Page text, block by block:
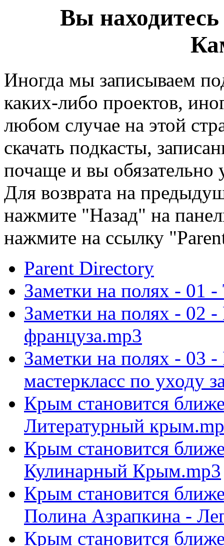
Вы находитесь
Иногда мы записываем
каких-либо проектов,
любом случае на этой
скачать подкасты,
почаще и вы
Для возврата на
нажмите "Назад" на
нажмите на ссылку
Parent Directory
Заметки на полях - 01
Заметки на полях - 02 -
француза.mp3
Заметки на полях - 03
мастеркласс по уходу
Крым становится
Литературный
Крым становится
Кулинарный Крым.mp3
Крым становится
Полина Азрапкина -
Крым становится